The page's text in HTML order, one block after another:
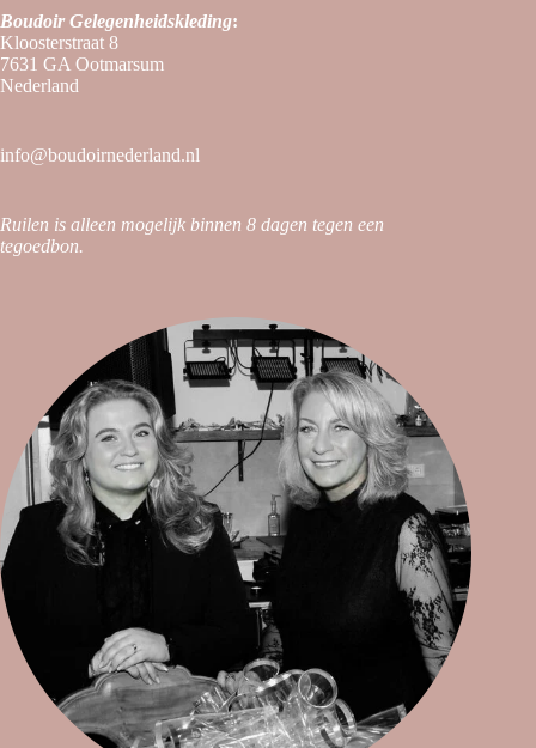
Boudoir Gelegenheidskleding:
Kloosterstraat 8
7631 GA Ootmarsum
Nederland
info@boudoirnederland.nl
Ruilen is alleen mogelijk binnen 8 dagen tegen een
tegoedbon.